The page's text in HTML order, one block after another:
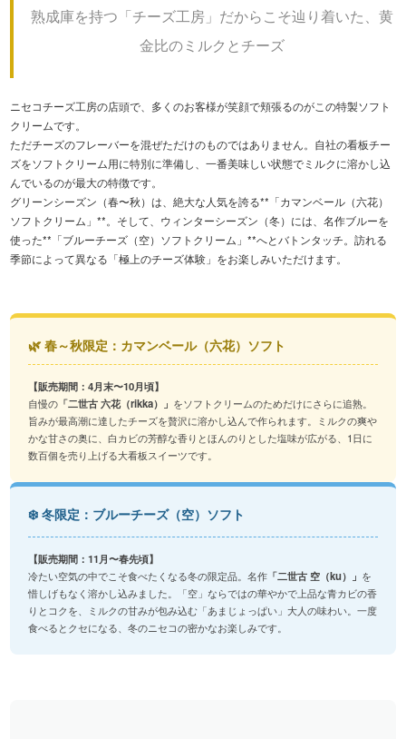
熟成庫を持つ「チーズ工房」だからこそ辿り着いた、黄
金比のミルクとチーズ
ニセコチーズ工房の店頭で、多くのお客様が笑顔で頬張るのがこの特製ソフト
クリームです。
ただチーズのフレーバーを混ぜただけのものではありません。自社の看板チー
ズをソフトクリーム用に特別に準備し、一番美味しい状態でミルクに溶かし込
んでいるのが最大の特徴です。
グリーンシーズン（春〜秋）は、絶大な人気を誇る**「カマンベール（六花）
ソフトクリーム」**。そして、ウィンターシーズン（冬）には、名作ブルーを
使った**「ブルーチーズ（空）ソフトクリーム」**へとバトンタッチ。訪れる
季節によって異なる「極上のチーズ体験」をお楽しみいただけます。
🌿 春～秋限定：カマンベール（六花）ソフト
【販売期間：4月末〜10月頃】
自慢の 「二世古 六花（rikka）」 をソフトクリームのためだけにさらに追熟。
旨みが最高潮に達したチーズを贅沢に溶かし込んで作られます。ミルクの爽や
かな甘さの奥に、白カビの芳醇な香りとほんのりとした塩味が広がる、1日に
数百個を売り上げる大看板スイーツです。
❄️ 冬限定：ブルーチーズ（空）ソフト
【販売期間：11月〜春先頃】
冷たい空気の中でこそ食べたくなる冬の限定品。名作 「二世古 空（ku）」 を
惜しげもなく溶かし込みました。「空」ならではの華やかで上品な青カビの香
りとコクを、ミルクの甘みが包み込む「あまじょっぱい」大人の味わい。一度
食べるとクセになる、冬のニセコの密かなお楽しみです。